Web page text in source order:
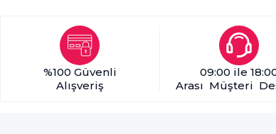
%100 Güvenli
Alışveriş
09:00 ile
Arası Müşteri